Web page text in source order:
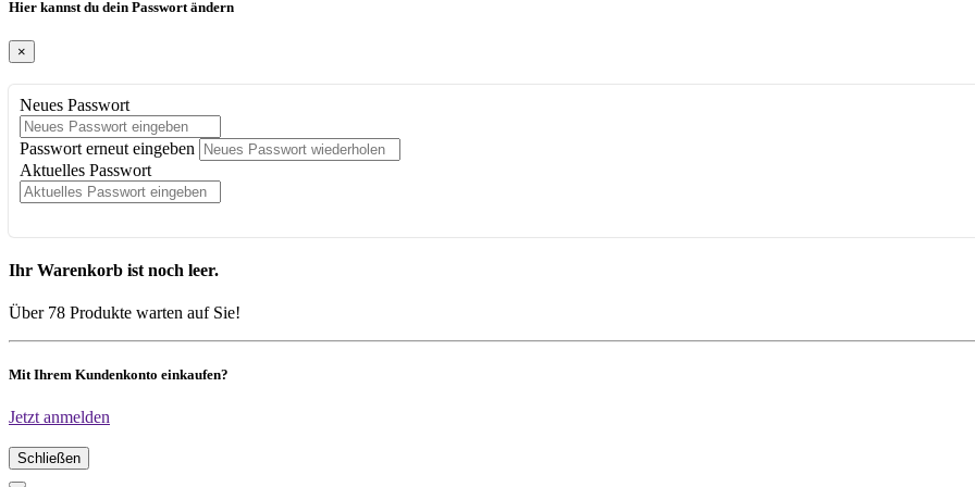
Hier kannst du dein Passwort ändern
×
Neues Passwort
Passwort erneut eingeben
Aktuelles Passwort
Ihr Warenkorb ist noch leer.
Über 78 Produkte warten auf Sie!
Mit Ihrem Kundenkonto einkaufen?
Jetzt anmelden
Schließen